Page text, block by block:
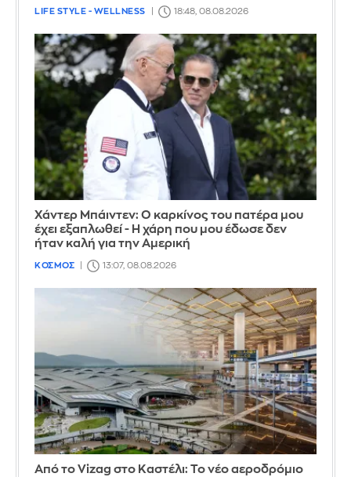
LIFE STYLE - WELLNESS 18:48, 08.08.2026
Χάντερ Μπάιντεν: Ο καρκίνος του πατέρα μου
έχει εξαπλωθεί - Η χάρη που μου έδωσε δεν
ήταν καλή για την Αμερική
ΚΟΣΜΟΣ 13:07, 08.08.2026
Από το Vizag στο Καστέλι: Το νέο αεροδρόμιο